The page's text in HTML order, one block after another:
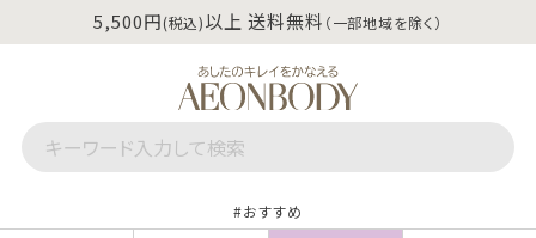
5,500円(税込)以上 送料無料 （一部地域を除く）
おすすめ